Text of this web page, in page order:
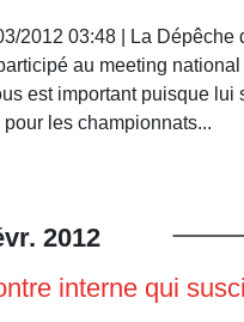
2012 03:48 | La Dépêche
au meeting
est important puisque lui
les championnats...
2012
interne qui